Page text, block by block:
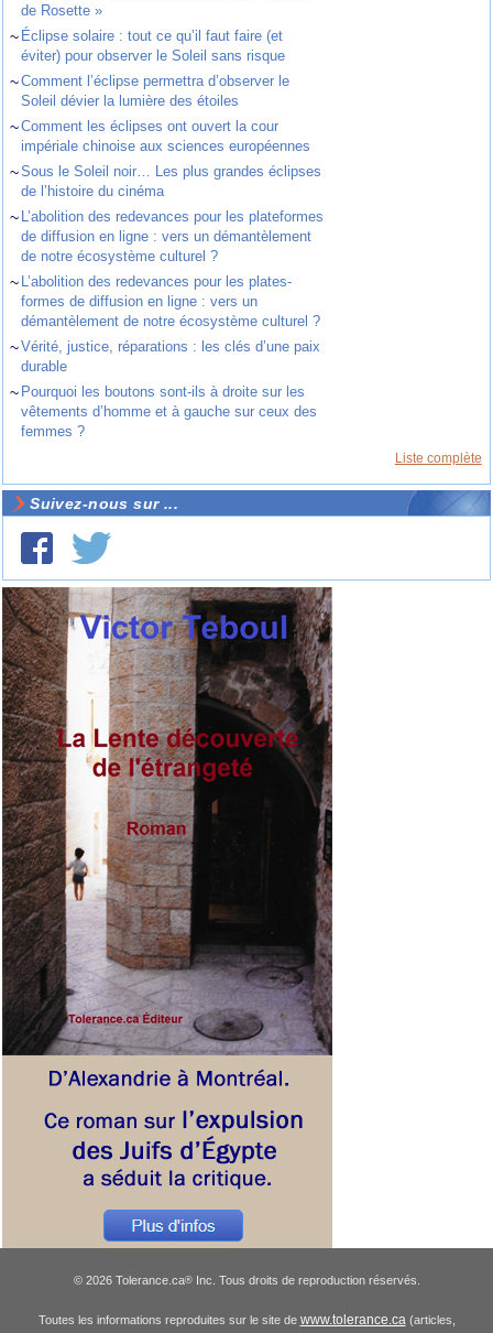
de Rosette »
~ Éclipse solaire : tout ce qu’il faut faire (et
éviter) pour observer le Soleil sans risque
~Comment l’éclipse permettra d’observer le
Soleil dévier la lumière des étoiles
~Comment les éclipses ont ouvert la cour
impériale chinoise aux sciences européennes
~Sous le Soleil noir… Les plus grandes éclipses
de l’histoire du cinéma
~ L’abolition des redevances pour les plateformes
de diffusion en ligne : vers un démantèlement
de notre écosystème culturel ?
~ L’abolition des redevances pour les plates-
formes de diffusion en ligne : vers un
démantèlement de notre écosystème culturel ?
~Vérité, justice, réparations : les clés d’une paix
durable
~ Pourquoi les boutons sont-ils à droite sur les
vêtements d’homme et à gauche sur ceux des
femmes ?
Liste complète
Suivez-nous sur ...
© 2026 Tolerance.ca®Inc. Tous droits de reproduction réservés.
Toutes les informations reproduites sur le site de www.tolerance.ca (articles,